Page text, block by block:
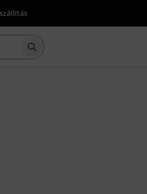
Keresés indítása